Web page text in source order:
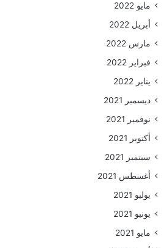
مايو 2022
أبريل 2022
مارس 2022
فبراير 2022
يناير 2022
ديسمبر 2021
نوفمبر 2021
أكتوبر 2021
سبتمبر 2021
أغسطس 2021
يوليو 2021
يونيو 2021
مايو 2021